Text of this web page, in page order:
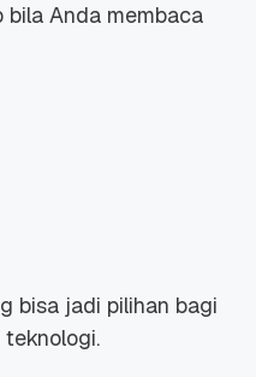
Anda membaca
bisa jadi pilihan bagi